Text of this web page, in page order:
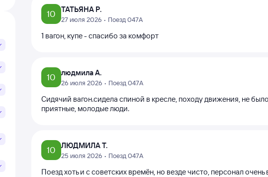
10 ТАТЬЯНА Р.
27 июля 2026 • Поезд 047А
1 вагон, купе - спасибо за комфорт
10 людмила А.
26 июля 2026 • Поезд 047А
Сидячий вагон.сидела спиной в кресле, походу движения, не
приятные, молодые люди.
10 ЛЮДМИЛА Т.
25 июля 2026 • Поезд 047А
Поезд хоть и с советских времён, но везде чисто, персонал